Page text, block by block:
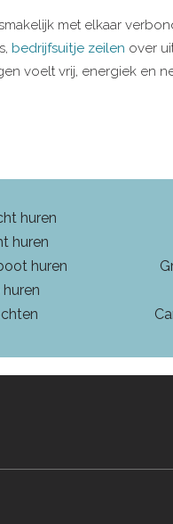
met elkaar
bedrijfsuitje zeilen over
voelt vrij, energiek en
huren
huren
huren